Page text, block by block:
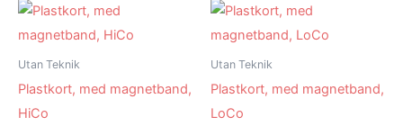
Utan Teknik
Plastkort, med magnetband,
HiCo
Utan Teknik
Plastkort, med magnetband,
LoCo